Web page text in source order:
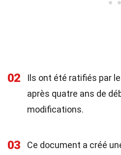
02
Ils ont été ratifiés par
après quatre ans de
modifications.
03
Ce document a créé